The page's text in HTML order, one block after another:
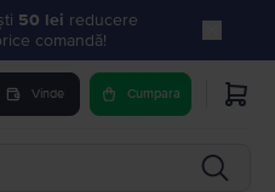
50 lei reducere
comandă!
Vinde Cumpara